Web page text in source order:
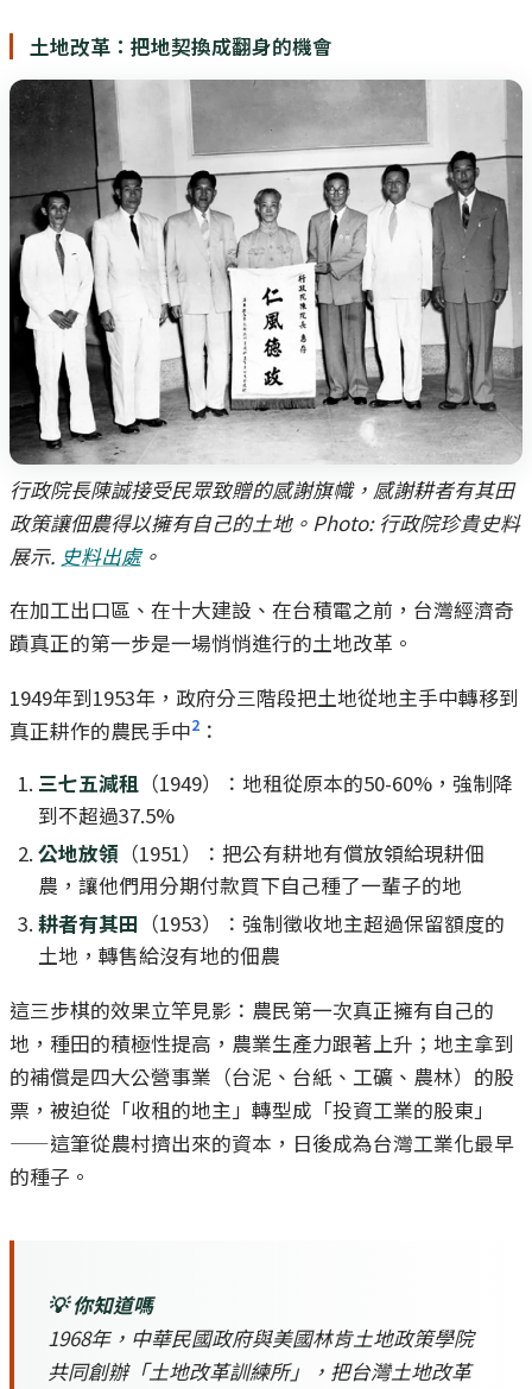
土地改革：把地契換成翻身的機會
行政院長陳誠接受民眾致贈的感謝旗幟，感謝耕者有其田
政策讓佃農得以擁有自己的土地。Photo: 行政院珍貴史料
展示. 史料出處。
在加工出口區、在十大建設、在台積電之前，台灣經濟奇
蹟真正的第一步是一場悄悄進行的土地改革。
1949年到1953年，政府分三階段把土地從地主手中轉移到
真正耕作的農民手中2 ：
三七五減租 （1949）：地租從原本的50-60%，強制降
到不超過37.5%
公地放領 （1951）：把公有耕地有償放領給現耕佃
農，讓他們用分期付款買下自己種了一輩子的地
耕者有其田 （1953）：強制徵收地主超過保留額度的
土地，轉售給沒有地的佃農
這三步棋的效果立竿見影：農民第一次真正擁有自己的
地，種田的積極性提高，農業生產力跟著上升；地主拿到
的補償是四大公營事業（台泥、台紙、工礦、農林）的股
票，被迫從「收租的地主」轉型成「投資工業的股東」
——這筆從農村擠出來的資本，日後成為台灣工業化最早
的種子。
💡 你知道嗎
1968年，中華民國政府與美國林肯土地政策學院
共同創辦「土地改革訓練所」，把台灣土地改革